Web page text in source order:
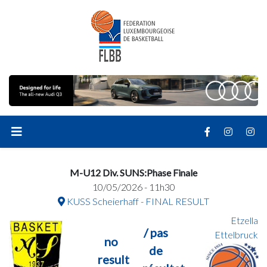
M-U12 Div. SUNS:Phase Finale
10/05/2026 - 11h30
KUSS Scheierhaff - FINAL RESULT
no
result
/ pas
de
Etzella
Ettelbruck